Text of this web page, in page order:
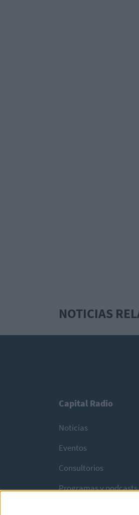
NOTICIAS
Capital Radio
Noticias
Eventos
Consultorios
Programas y podcasts